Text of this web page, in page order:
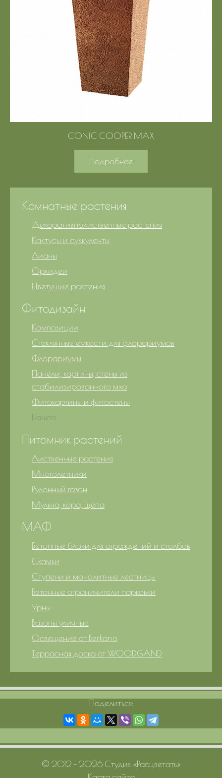
CONIC COOPER MAX
Подробнее
Комнатные растения
Декоративнолиственные растения
Кактусы и суккуленты
Лианы
Орхидеи
Цветущие растения
Фитодизайн
Композиции
Стеклянные емкости для флорариумов
Флорариумы
Панели, картины, стены из
стабилизированного мха
Фитокартины и фитостены
Кашпо
Питомник растений
Лиственные растения
Многолетники
Рулонный газон
Мульча, кора, щепа
МАФ
Бетонные блоки для ограждений и столбов
Скамьи
Ступени и монолитные лестницы
Бетонные ограничители парковки
Урны
Вазоны уличные
Освещение от Berkano
Террасная доска от WOODGAND
Поделиться:
© 2012 – 2026 Студия «Расцветать»